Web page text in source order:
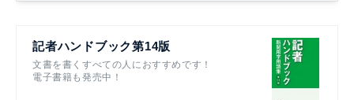
記者ハンドブック第14版
文書を書くすべての人におすすめです！
電子書籍も発売中！